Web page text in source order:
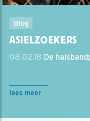
Blog
ASIELZOEKERS
08.02.18 De
lees meer